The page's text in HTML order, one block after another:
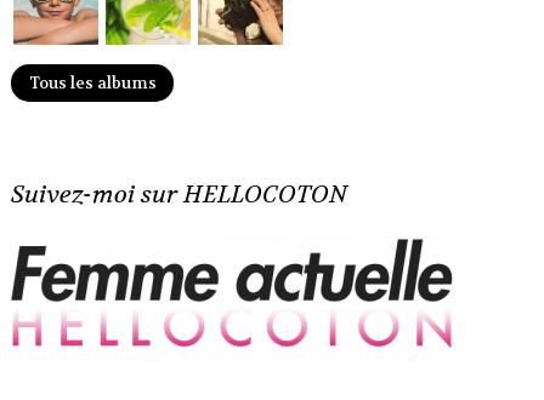
Tous les albums
Suivez-moi sur HELLOCOTON